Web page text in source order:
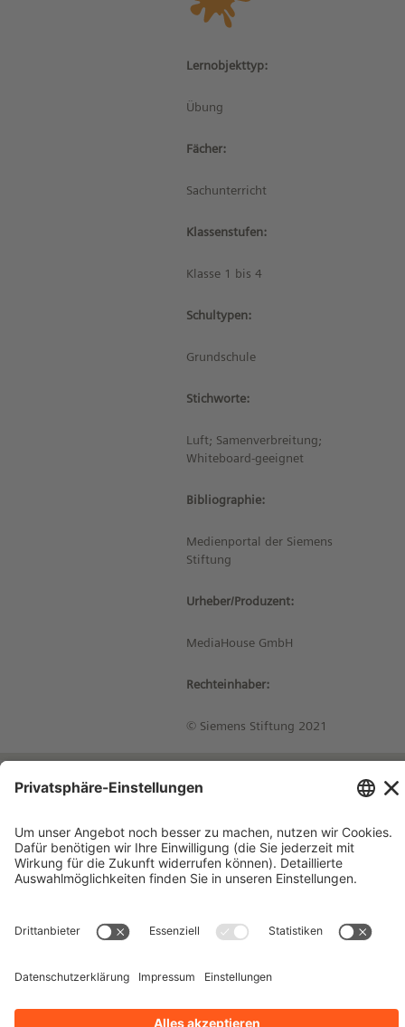
Lernobjekttyp:
Übung
Fächer:
Sachunterricht
Klassenstufen:
Klasse 1 bis 4
Schultypen:
Grundschule
Stichworte:
Luft; Samenverbreitung;
Whiteboard-geeignet
Bibliographie:
Medienportal der Siemens
Stiftung
Urheber/Produzent:
MediaHouse GmbH
Rechteinhaber:
© Siemens Stiftung 2021
Impressum
Kontakt
Datenschutzhinweise
Bleiben Sie auf dem Laufenden!